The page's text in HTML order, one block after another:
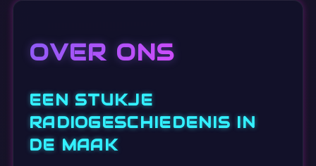
OVER ONS
EEN STUKJE
RADIOGESCHIEDENIS IN
DE MAAK